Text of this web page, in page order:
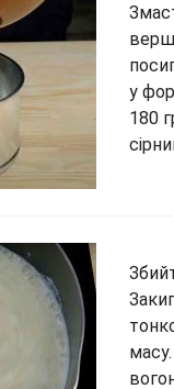
у
180